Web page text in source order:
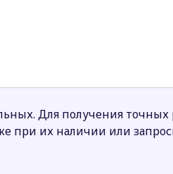
жизнь жителей дома
и дневная часть
интерьер домов в
Для получения
при их наличии или